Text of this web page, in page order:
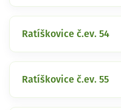
Ratíškovice č.ev. 54
Ratíškovice č.ev. 55